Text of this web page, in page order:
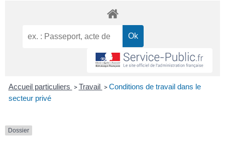
Accueil particuliers > Travail > Conditions de travail dans le
secteur privé
Dossier